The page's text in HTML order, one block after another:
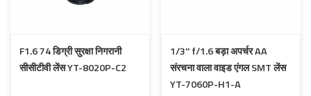
F1.6 74 डिग्री सुरक्षा निगरानी
सीसीटीवी लेंस YT-8020P-C2
1/3'' f/1.6 बड़ा अपर्चर AA
संरचना वाला वाइड एंगल SMT लेंस
YT-7060P-H1-A